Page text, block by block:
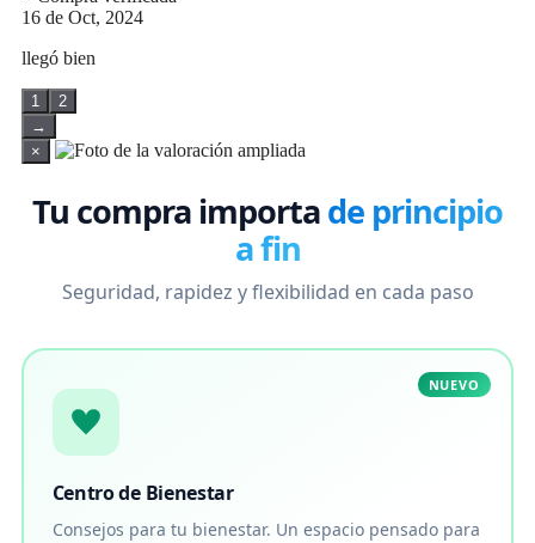
16 de Oct, 2024
llegó bien
1
2
→
×
Tu compra importade principio
a fin
Seguridad, rapidez y flexibilidad en cada paso
NUEVO
Centro de Bienestar
Consejos para tu bienestar. Un espacio pensado para